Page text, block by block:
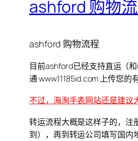
ashford 购物
ashford 购物流程
目前ashford已经支持直运（
通 www.11185id.com 上传您
不过，海淘手表网站还是建议
转运流程大概是这样子的，注
到），再到转运公司填写国